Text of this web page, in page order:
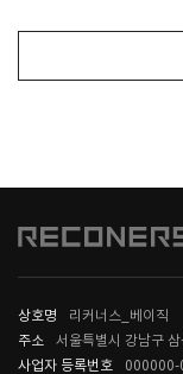
상호명 리커너스_베이직
주소
서울특별시 강남구
사업자 등록번호
000000-